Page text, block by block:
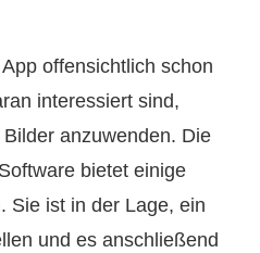
offensichtlich schon
interessiert sind,
anzuwenden. Die
bietet einige
Sie ist in der Lage, ein
und es anschließend